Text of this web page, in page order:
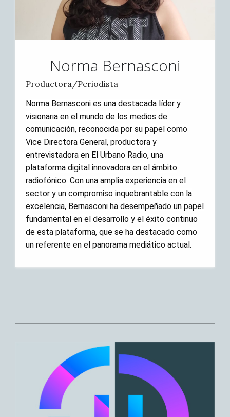
Norma Bernasconi
Productora/Periodista
Norma Bernasconi es una destacada líder y
visionaria en el mundo de los medios de
comunicación, reconocida por su papel como
Vice Directora General, productora y
entrevistadora en El Urbano Radio, una
plataforma digital innovadora en el ámbito
radiofónico. Con una amplia experiencia en el
sector y un compromiso inquebrantable con la
excelencia, Bernasconi ha desempeñado un papel
fundamental en el desarrollo y el éxito continuo
de esta plataforma, que se ha destacado como
un referente en el panorama mediático actual.